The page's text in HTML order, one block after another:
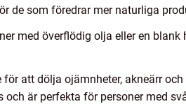
de som föredrar mer naturliga
med överflödig olja eller en blank
att dölja ojämnheter, akneärr
är perfekta för personer med